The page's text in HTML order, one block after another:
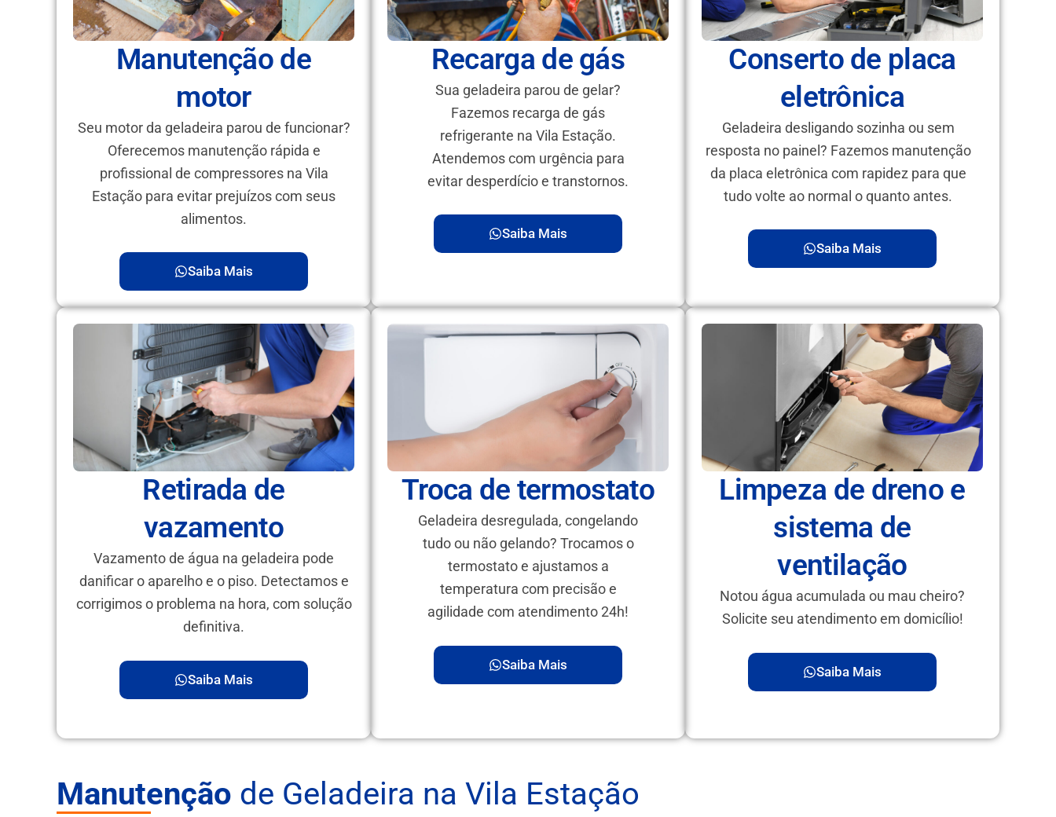
Manutenção de
motor
Seu motor da geladeira parou de funcionar?
Oferecemos manutenção rápida e
profissional de compressores na Vila
Estação para evitar prejuízos com seus
alimentos.
Saiba Mais
Recarga de gás
Sua geladeira parou de gelar?
Fazemos recarga de gás
refrigerante na Vila Estação.
Atendemos com urgência para
evitar desperdício e transtornos.
Saiba Mais
Conserto de placa
eletrônica
Geladeira desligando sozinha ou sem
resposta no painel? Fazemos manutenção
da placa eletrônica com rapidez para que
tudo volte ao normal o quanto antes.
Saiba Mais
Retirada de
vazamento
Vazamento de água na geladeira pode
danificar o aparelho e o piso. Detectamos e
corrigimos o problema na hora, com solução
definitiva.
Saiba Mais
Troca de termostato
Geladeira desregulada, congelando
tudo ou não gelando? Trocamos o
termostato e ajustamos a
temperatura com precisão e
agilidade com atendimento 24h!
Saiba Mais
Limpeza de dreno e
sistema de
ventilação
Notou água acumulada ou mau cheiro?
Solicite seu atendimento em domicílio!
Saiba Mais
Manutenção de Geladeira na Vila Estação